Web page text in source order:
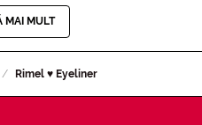
MAI MULT
Rimel ♥ Eyeliner